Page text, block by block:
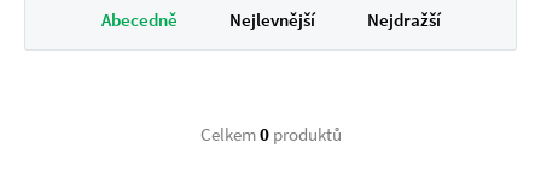
Abecedně Nejlevnější Nejdražší
Celkem0produktů